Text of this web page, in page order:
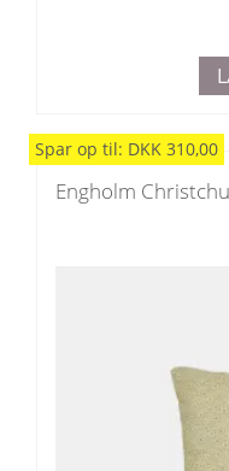
Spar op til: DKK 310,00
Engholm